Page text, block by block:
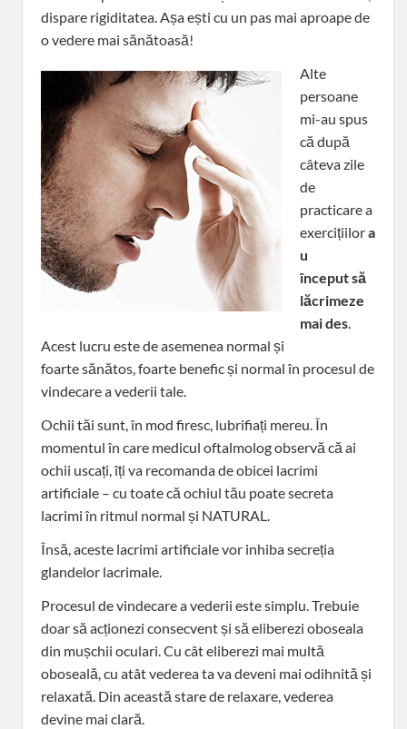
dispare rigiditatea. Așa ești cu un pas mai aproape de
o vedere mai sănătoasă!
Alte
persoane
mi-au spus
că după
câteva zile
de
practicare a
exercițiilora
u
început să
lăcrimeze
mai des.
Acest lucru este de asemenea normal și
foarte sănătos, foarte benefic și normal în procesul de
vindecare a vederii tale.
Ochii tăi sunt, în mod firesc, lubrifiați mereu. În
momentul în care medicul oftalmolog observă că ai
ochii uscați, îți va recomanda de obicei lacrimi
artificiale – cu toate că ochiul tău poate secreta
lacrimi în ritmul normal și NATURAL.
Însă, aceste lacrimi artificiale vor inhiba secreția
glandelor lacrimale.
Procesul de vindecare a vederii este simplu. Trebuie
doar să acționezi consecvent și să eliberezi oboseala
din mușchii oculari. Cu cât eliberezi mai multă
oboseală, cu atât vederea ta va deveni mai odihnită și
relaxată. Din această stare de relaxare, vederea
devine mai clară.